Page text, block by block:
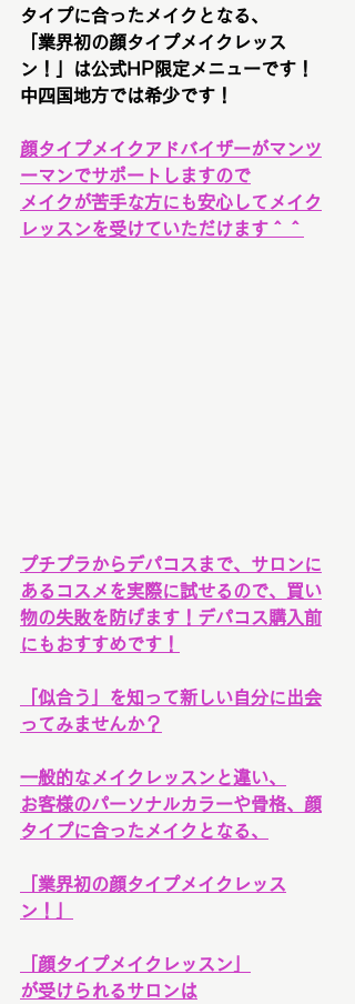
タイプに合ったメイクとなる、
「業界初の顔タイプメイクレッス
ン！」は公式HP限定メニューです！
中四国地方では希少です！
顔タイプメイクアドバイザーがマンツ
ーマンでサポートしますので
メイクが苦手な方にも安心してメイク
レッスンを受けていただけます＾＾
プチプラからデパコスまで、サロンに
あるコスメを実際に試せるので、買い
物の失敗を防げます！デパコス購入前
にもおすすめです！
「似合う」を知って新しい自分に出会
ってみませんか？
一般的なメイクレッスンと違い、
お客様のパーソナルカラーや骨格、顔
タイプに合ったメイクとなる、
「業界初の顔タイプメイクレッス
ン！」
「顔タイプメイクレッスン」
が受けられるサロンは